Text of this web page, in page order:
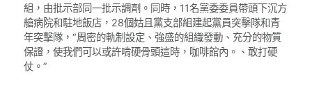
組，由批示部同一批示調劑。同時，11名黨委委員帶頭下沉方
艙病院和駐地飯店，28個姑且黨支部組建起黨員突擊隊和青
年突擊隊，“周密的軌制設定、強盛的組織發動、充分的物質
保證，使我們可以或許啃硬骨頭這時，咖啡館內。、敢打硬
仗。”